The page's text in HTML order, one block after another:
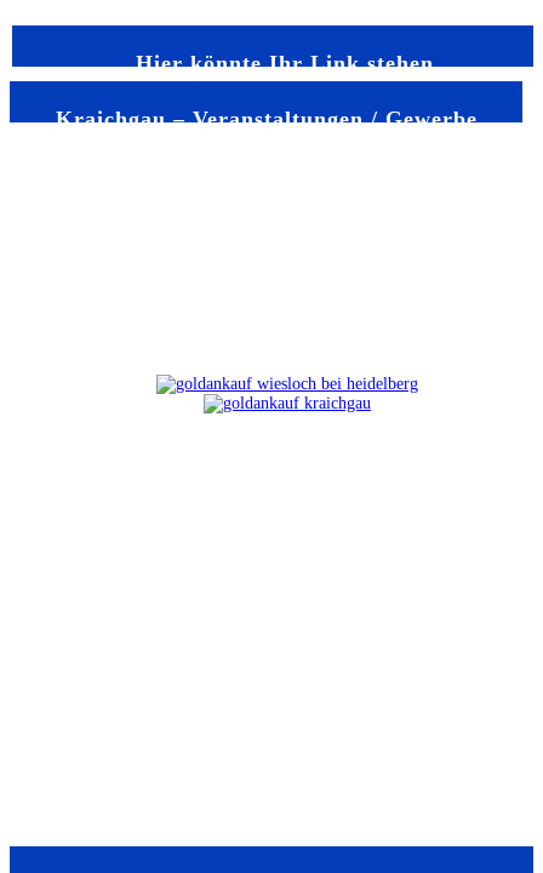
Hier könnte Ihr Link stehen
Kraichgau – Veranstaltungen / Gewerbe